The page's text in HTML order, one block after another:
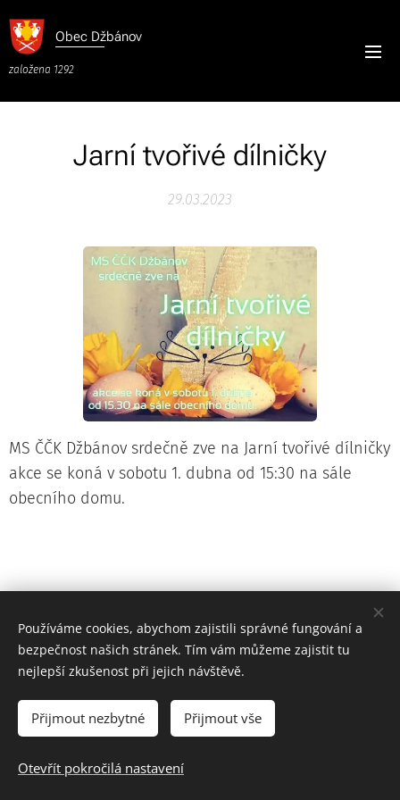
Obec Džbánov
založena 1292
Jarní tvořivé dílničky
29.03.2023
MS ČČK Džbánov srdečně zve na Jarní tvořivé dílničky
akce se koná v sobotu 1. dubna od 15:30 na sále
obecního domu.
Vytvořeno službou
Používáme cookies, abychom zajistili správné fungování a
bezpečnost našich stránek. Tím vám můžeme zajistit tu
nejlepší zkušenost při jejich návštěvě.
Přijmout nezbytné Přijmout vše
Otevřít pokročilá nastavení